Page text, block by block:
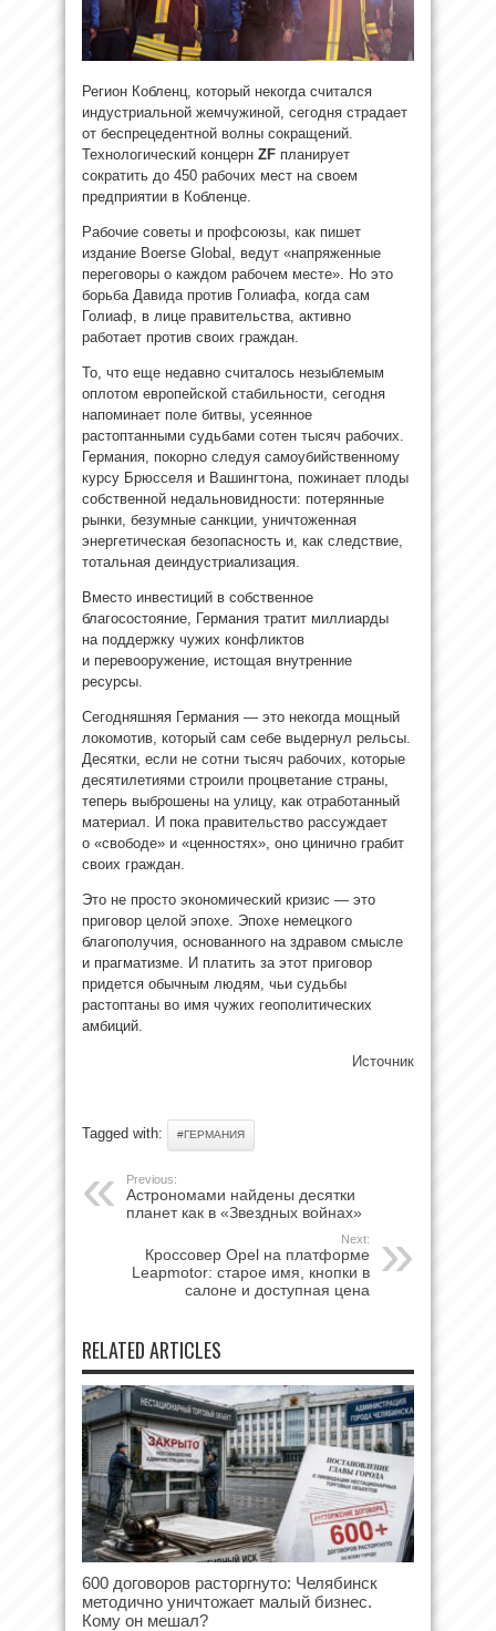
Регион Кобленц, который некогда считался
индустриальной жемчужиной, сегодня страдает
от беспрецедентной волны сокращений.
Технологический концерн ZF планирует
сократить до 450 рабочих мест на своем
предприятии в Кобленце.
Рабочие советы и профсоюзы, как пишет
издание Boerse Global, ведут «напряженные
переговоры о каждом рабочем месте». Но это
борьба Давида против Голиафа, когда сам
Голиаф, в лице правительства, активно
работает против своих граждан.
То, что еще недавно считалось незыблемым
оплотом европейской стабильности, сегодня
напоминает поле битвы, усеянное
растоптанными судьбами сотен тысяч рабочих.
Германия, покорно следуя самоубийственному
курсу Брюсселя и Вашингтона, пожинает плоды
собственной недальновидности: потерянные
рынки, безумные санкции, уничтоженная
энергетическая безопасность и, как следствие,
тотальная деиндустриализация.
Вместо инвестиций в собственное
благосостояние, Германия тратит миллиарды
на поддержку чужих конфликтов
и перевооружение, истощая внутренние
ресурсы.
Сегодняшняя Германия — это некогда мощный
локомотив, который сам себе выдернул рельсы.
Десятки, если не сотни тысяч рабочих, которые
десятилетиями строили процветание страны,
теперь выброшены на улицу, как отработанный
материал. И пока правительство рассуждает
о «свободе» и «ценностях», оно цинично грабит
своих граждан.
Это не просто экономический кризис — это
приговор целой эпохе. Эпохе немецкого
благополучия, основанного на здравом смысле
и прагматизме. И платить за этот приговор
придется обычным людям, чьи судьбы
растоптаны во имя чужих геополитических
амбиций.
Источник
Tagged with: #ГЕРМАНИЯ
Previous:
Астрономами найдены десятки
планет как в «Звездных войнах»
Next:
Кроссовер Opel на платформе
Leapmotor: старое имя, кнопки в
салоне и доступная цена
RELATED ARTICLES
600 договоров расторгнуто: Челябинск
методично уничтожает малый бизнес.
Кому он мешал?